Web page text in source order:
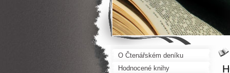
O Čtenářském deníku
Hodnocené knihy